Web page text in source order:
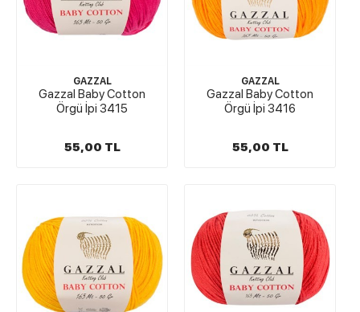
GAZZAL
Gazzal Baby Cotton
Örgü İpi 3415
55,00 TL
GAZZAL
Gazzal Baby Cotton
Örgü İpi 3416
55,00 TL